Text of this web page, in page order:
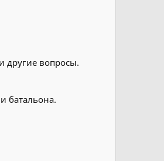
другие вопросы.
батальона.